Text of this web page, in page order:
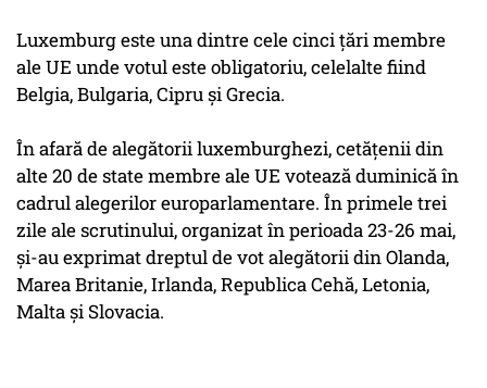
Luxemburg este una dintre cele cinci ţări membre
ale UE unde votul este obligatoriu, celelalte fiind
Belgia, Bulgaria, Cipru şi Grecia.
În afară de alegătorii luxemburghezi, cetăţenii din
alte 20 de state membre ale UE votează duminică în
cadrul alegerilor europarlamentare. În primele trei
zile ale scrutinului, organizat în perioada 23-26 mai,
şi-au exprimat dreptul de vot alegătorii din Olanda,
Marea Britanie, Irlanda, Republica Cehă, Letonia,
Malta şi Slovacia.